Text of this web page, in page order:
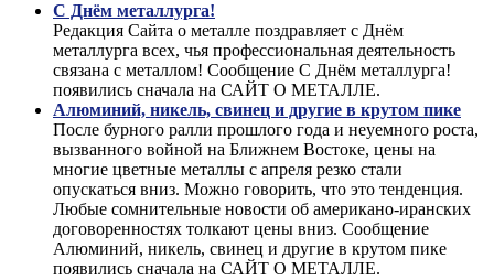
С Днём металлурга!
Редакция Сайта о металле поздравляет с Днём
металлурга всех, чья профессиональная деятельность
связана с металлом! Сообщение С Днём металлурга!
появились сначала на САЙТ О МЕТАЛЛЕ.
Алюминий, никель, свинец и другие в крутом пике
После бурного ралли прошлого года и неуемного роста,
вызванного войной на Ближнем Востоке, цены на
многие цветные металлы с апреля резко стали
опускаться вниз. Можно говорить, что это тенденция.
Любые сомнительные новости об американо-иранских
договоренностях толкают цены вниз. Сообщение
Алюминий, никель, свинец и другие в крутом пике
появились сначала на САЙТ О МЕТАЛЛЕ.